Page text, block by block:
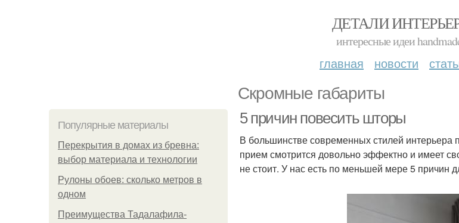
ДЕТАЛИ
интересные идеи
главная новости
Скромные габариты
Популярные материалы
Перекрытия в домах из бревна:
выбор материала и технологии
Рулоны обоев: сколько метров в
одном
Преимущества Тадалафила-
5 причин повесить шторы
В большинстве современных стилей интерьера
прием смотрится довольно эффектно и имеет
не стоит. У нас есть по меньшей мере 5 причин